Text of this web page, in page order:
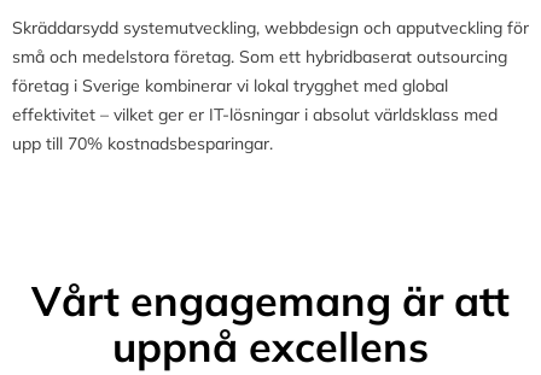
Skräddarsydd systemutveckling, webbdesign och apputveckling för
små och medelstora företag. Som ett hybridbaserat outsourcing
företag i Sverige kombinerar vi lokal trygghet med global
effektivitet – vilket ger er IT-lösningar i absolut världsklass med
upp till 70% kostnadsbesparingar.
Vårt engagemang är att
uppnå excellens